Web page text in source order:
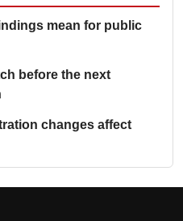
mean for public
before the next
changes affect